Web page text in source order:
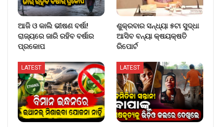
ଆଜି ଓ କାଲି ଭୀଷଣ ବର୍ଷା!
ରାଜ୍ୟରେ ଜାରି ରହିବ ବର୍ଷାର
ପ୍ରକୋପ
ଶୁକ୍ରବାର ସନ୍ଧ୍ୟା ୫ଟା ସୁଦ୍ଧା
ଆସିବ ବନ୍ୟା କ୍ଷୟକ୍ଷତି
ରିପୋର୍ଟ
LATEST LATEST